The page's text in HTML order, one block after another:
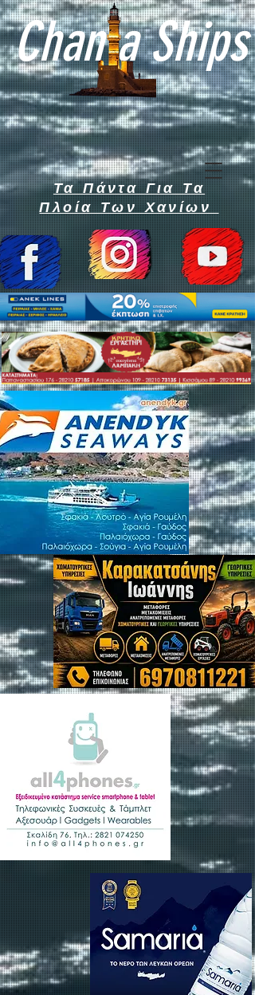
Chan a Ships
Τα Πάντα Για Τα
Πλοία Των Χανίων